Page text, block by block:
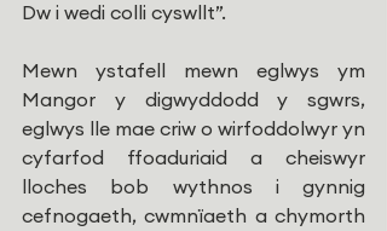
Dw i wedi colli cyswllt”.
Mewn ystafell mewn eglwys ym
Mangor y digwyddodd y sgwrs,
eglwys lle mae criw o wirfoddolwyr yn
cyfarfod ffoaduriaid a cheiswyr
lloches bob wythnos i gynnig
cefnogaeth, cwmnïaeth a chymorth